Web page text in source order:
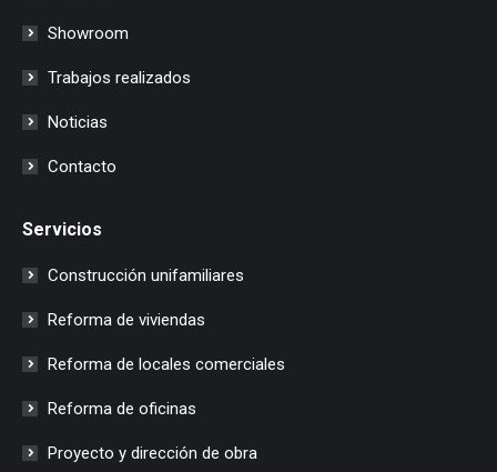
Showroom
Trabajos realizados
Noticias
Contacto
Servicios
Construcción unifamiliares
Reforma de viviendas
Reforma de locales comerciales
Reforma de oficinas
Proyecto y dirección de obra